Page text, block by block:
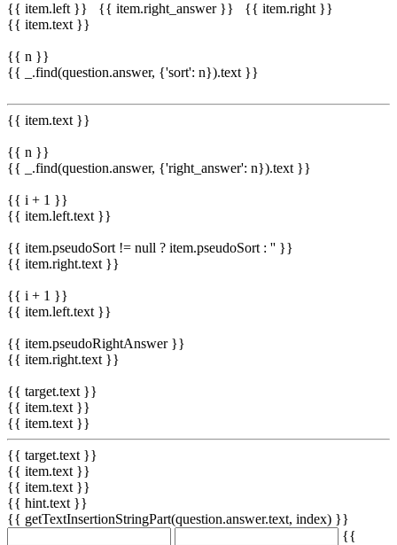
{{ item.left }} {{ item.right_answer }}
{{ item.right }}
{{ item.text }}
{{ n }}
{{ _.find(question.answer, {'sort': n}).text }}
{{ item.text }}
{{ n }}
{{ _.find(question.answer, {'right_answer': n}).text }}
{{ i + 1 }}
{{ item.left.text }}
{{ item.pseudoSort != null ? item.pseudoSort : '' }}
{{ item.right.text }}
{{ i + 1 }}
{{ item.left.text }}
{{ item.pseudoRightAnswer }}
{{ item.right.text }}
{{ target.text }}
{{ item.text }}
{{ item.text }}
{{ target.text }}
{{ item.text }}
{{ item.text }}
{{ hint.text }}
{{ getTextInsertionStringPart(question.answer.text, index) }}
{{